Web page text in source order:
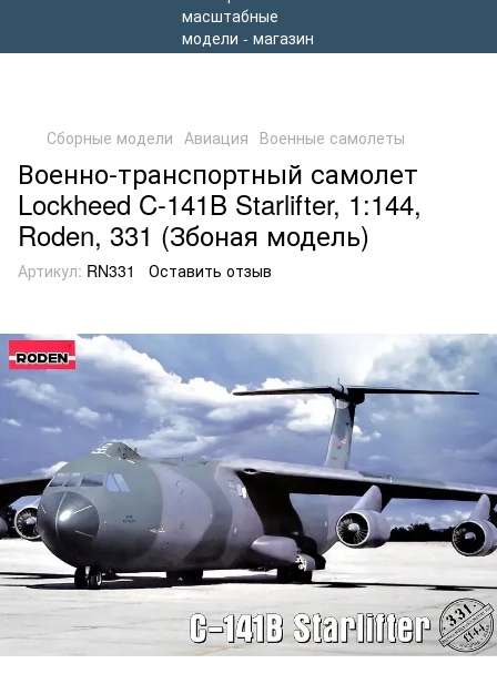
Сборные модели Авиация Военные самолеты
Военно-транспортный самолет
Lockheed C-141B Starlifter, 1:144,
Roden, 331 (Збоная модель)
Артикул: RN331 Оставить отзыв